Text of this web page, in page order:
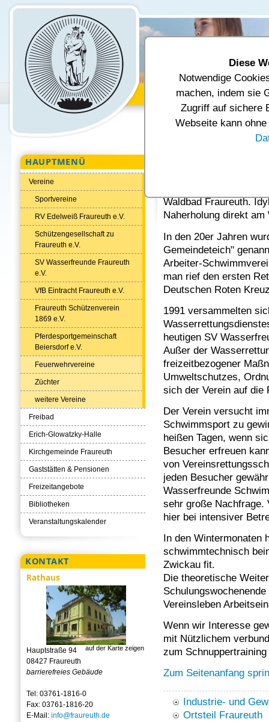
Diese
Notwendige
machen, indem sie
Zugriff auf sichere
Webseite kann
Unsere Gemeinde
Aktuelle Seite:
SV Wasserfreunde Fraureuth e.V.
Waldbad Fraureuth.
Naherholung direkt am
In den 20er Jahren
Gemeindeteich"
Arbeiter-
man rief den ersten
Deutschen Roten
1991 versammelten
heutigen SV
Außer der
freizeitbezogener
Umweltschutzes,
sich der Verein auf die
Der Verein versucht
Schwimmsport zu
heißen Tagen, wenn
Besucher erfreuen
von
jeden Besucher
Wasserfreunde
sehr große Nachfrage.
hier bei intensiver
In den
schwimmtechnisch
Zwickau fit.
Die theoretische
Vereinsleben
Wenn wir Interesse
mit Nützlichem
zum
Zum Seitenanfang
Industrie- und
Ortsteil Fraureuth
HAUPTMENÜ
Vereine
Sportvereine
RV Edelweiß Fraureuth e.V.
Schützengesellschaft zu
Fraureuth e.V.
SV Wasserfreunde Fraureuth
e.V.
VfB Eintracht Fraureuth e.V.
Fraureuth Schützenverein
1869 e.V.
Pferdesportgemeinschaft
Beiersdorf e.V.
Feuerwehrvereine
Züchter
weitere Vereine
Freibad
Erich-Glowatzky-Halle
Kirchgemeinde Fraureuth
Gaststätten & Pensionen
Freizeitangebote
Bibliotheken
Veranstaltungskalender
KONTAKT
Rathaus
auf der Karte zeigen
Hauptstraße 94
08427 Fraureuth
barrierefreies Gebäude
Tel: 03761-1816-0
Fax: 03761-1816-20
E-Mail: info@fraureuth.de